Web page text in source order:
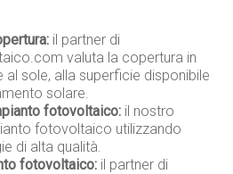
il partner di
valuta la copertura in
al sole, alla superficie disponibile
solare.
fotovoltaico: il nostro
fotovoltaico utilizzando
di alta qualità.
fotovoltaico: il partner di